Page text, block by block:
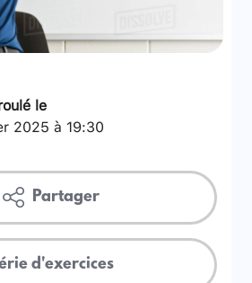
le
2025 à 19:30
Partager
d'exercices